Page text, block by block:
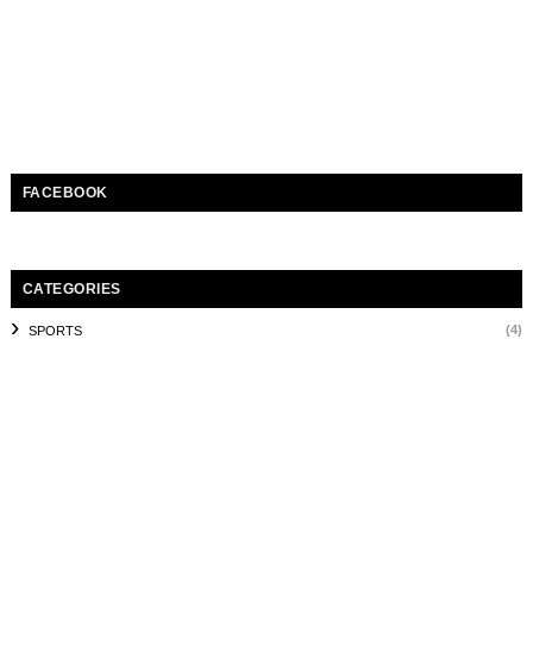
FACEBOOK
CATEGORIES
SPORTS (4)